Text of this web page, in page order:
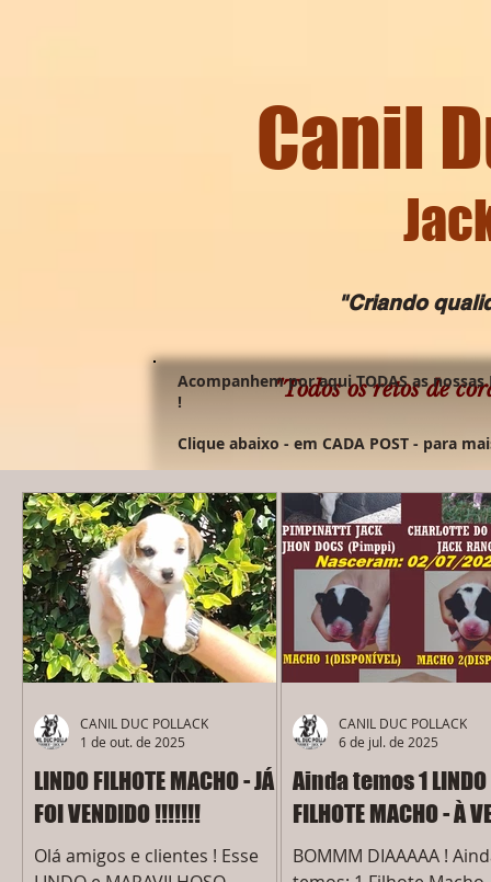
Canil
"Criando
"Todos os retos de
Acompanhem por aqui TODAS as
!
Clique abaixo - em CADA POST - para
LINDO FILHOTE MACHO - JÁ
FOI VENDIDO !!!!!!!
Olá amigos e clientes ! Esse
CANIL DUC POLLACK
1 de out. de 2025
Ainda temos 1 LINDO
FILHOTE MACHO - À
BOMMM DIAAAAA !
CANIL DUC POLLACK
6 de jul. de 2025